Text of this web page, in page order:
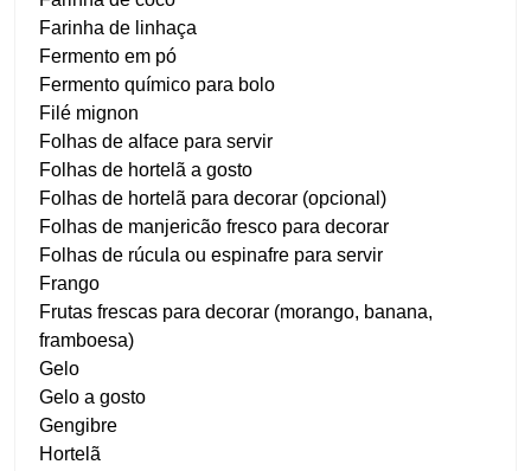
Farinha de linhaça
Fermento em pó
Fermento químico para bolo
Filé mignon
Folhas de alface para servir
Folhas de hortelã a gosto
Folhas de hortelã para decorar (opcional)
Folhas de manjericão fresco para decorar
Folhas de rúcula ou espinafre para servir
Frango
Frutas frescas para decorar (morango, banana,
framboesa)
Gelo
Gelo a gosto
Gengibre
Hortelã